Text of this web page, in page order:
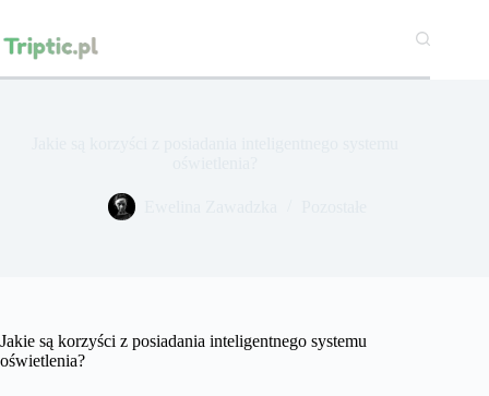
treści
Jakie są korzyści z posiadania inteligentnego systemu
oświetlenia?